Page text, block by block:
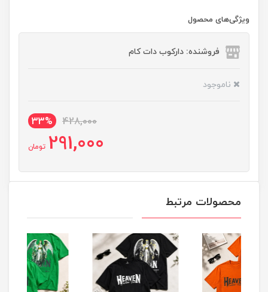
ویژگی‌های محصول
فروشنده: دارکوب دات کام
ناموجود
428,000
33%
291,000 تومان
محصولات مرتبط